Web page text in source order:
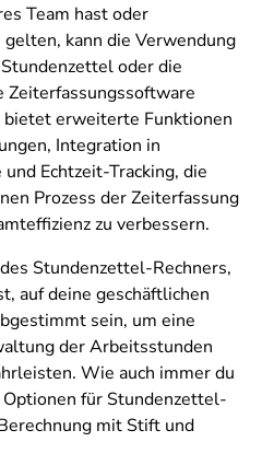
Team hast oder
kann die Verwendung
oder die
Zeiterfassungssoftware
erweiterte Funktionen
Integration in
Echtzeit-Tracking, die
Prozess der Zeiterfassung
zu verbessern.
Stundenzettel-Rechners,
auf deine geschäftlichen
sein, um eine
der Arbeitsstunden
Wie auch immer du
für Stundenzettel-
mit Stift und